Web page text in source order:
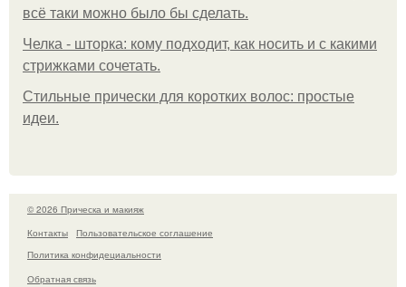
всё таки можно было бы сделать.
Челка - шторка: кому подходит, как носить и с какими
стрижками сочетать.
Стильные прически для коротких волос: простые
идеи.
© 2026 Прическа и макияж
Контакты
Пользовательское соглашение
Политика конфидециальности
Обратная связь